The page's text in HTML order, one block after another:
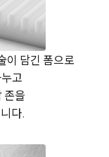
이 담긴 폼으로
고
존을
다.